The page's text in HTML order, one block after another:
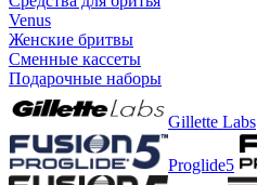
Venus
Женские бритвы
Сменные кассеты
Подарочные наборы
Gillette Labs
Proglide5